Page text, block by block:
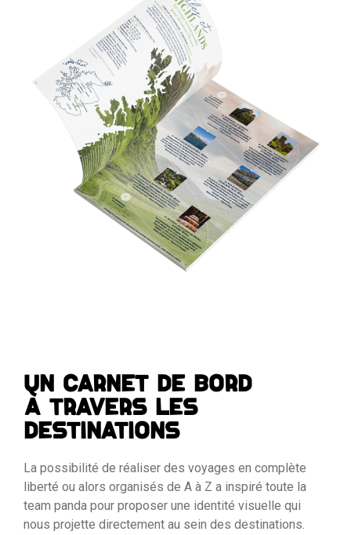
UN CARNET DE BORD
À TRAVERS LES
DESTINATIONS
La possibilité de réaliser des voyages en complète
liberté ou alors organisés de A à Z a inspiré toute la
team panda pour proposer une identité visuelle qui
nous projette directement au sein des destinations.